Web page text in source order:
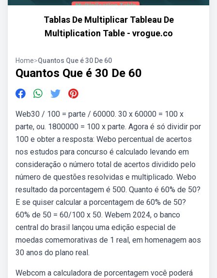
Tablas De Multiplicar Tableau De
Multiplication Table - vrogue.co
Home>Quantos Que é 30 De 60
Quantos Que é 30 De 60
Web30 / 100 = parte / 60000. 30 x 60000 = 100 x
parte, ou. 1800000 = 100 x parte. Agora é só dividir por
100 e obter a resposta: Webo percentual de acertos
nos estudos para concurso é calculado levando em
consideração o número total de acertos dividido pelo
número de questões resolvidas e multiplicado. Webo
resultado da porcentagem é 500. Quanto é 60% de 50?
E se quiser calcular a porcentagem de 60% de 50?
60% de 50 = 60/100 x 50. Webem 2024, o banco
central do brasil lançou uma edição especial de
moedas comemorativas de 1 real, em homenagem aos
30 anos do plano real.
Webcom a calculadora de porcentagem você poderá